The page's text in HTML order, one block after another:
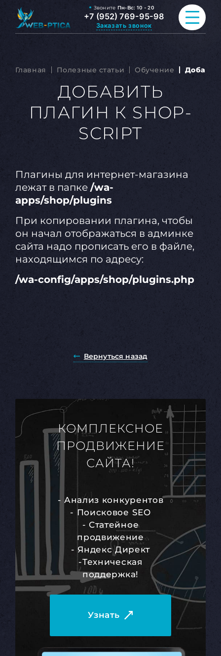
Звоните Пн-Вс: 10 - 20
+7 (952) 769-95-98
Заказать звонок
РАЗРАБОТКА САЙТА
ВСЕ УСЛУГИ
ПОРТФОЛИО
БЛОГ
КОНТАКТЫ
Главная Полезные статьи Обучение
ДОБАВИТЬ
ПЛАГИН К SHOP-
SCRIPT
Плагины для интернет-магазина
лежат в папке /wa-
apps/shop/plugins
При копировании плагина, чтобы
он начал отображаться в админке
сайта надо прописать его в файле,
находящимся по адресу:
/wa-config/apps/shop/plugins.php
Вернуться назад
КОМПЛЕКСНОЕ
ПРОДВИЖЕНИЕ
САЙТА!
- Анализ конкурентов
- Поисковое SEO
- Статейное
продвижение
- Яндекс Директ
-Техническая
поддержка!
Узнать